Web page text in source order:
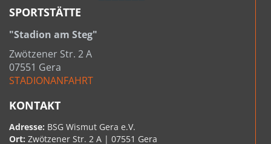
SPORTSTÄTTE
"Stadion am Steg"
Zwötzener Str. 2 A
07551 Gera
STADIONANFAHRT
KONTAKT
Adresse: BSG Wismut Gera e.V.
Ort: Zwötzener Str. 2 A | 07551 Gera